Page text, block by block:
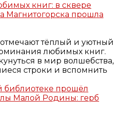
книг: в сквере
Магнитогорска прошла
тёплый и уютный
любимых книг.
в мир волшебства,
строки и вспомнить
библиотеке прошёл
Малой Родины: герб